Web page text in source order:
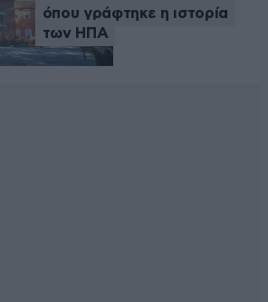
όπου γράφτηκε η ιστορία
των ΗΠΑ